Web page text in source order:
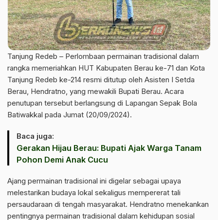
Tanjung Redeb – Perlombaan permainan tradisional dalam
rangka memeriahkan HUT Kabupaten Berau ke-71 dan Kota
Tanjung Redeb ke-214 resmi ditutup oleh Asisten I Setda
Berau, Hendratno, yang mewakili Bupati Berau. Acara
penutupan tersebut berlangsung di Lapangan Sepak Bola
Batiwakkal pada Jumat (20/09/2024).
Baca juga:
Gerakan Hijau Berau: Bupati Ajak Warga Tanam
Pohon Demi Anak Cucu
Ajang permainan tradisional ini digelar sebagai upaya
melestarikan budaya lokal sekaligus mempererat tali
persaudaraan di tengah masyarakat. Hendratno menekankan
pentingnya permainan tradisional dalam kehidupan sosial